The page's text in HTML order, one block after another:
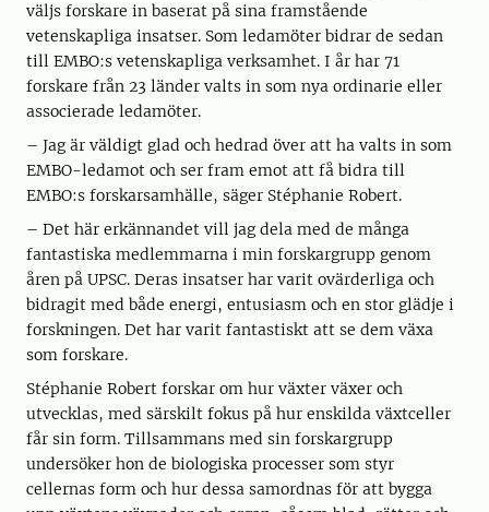
väljs forskare in baserat på sina framstående
vetenskapliga insatser. Som ledamöter bidrar de sedan
till EMBO:s vetenskapliga verksamhet. I år har 71
forskare från 23 länder valts in som nya ordinarie eller
associerade ledamöter.
– Jag är väldigt glad och hedrad över att ha valts in som
EMBO-ledamot och ser fram emot att få bidra till
EMBO:s forskarsamhälle, säger Stéphanie Robert.
– Det här erkännandet vill jag dela med de många
fantastiska medlemmarna i min forskargrupp genom
åren på UPSC. Deras insatser har varit ovärderliga och
bidragit med både energi, entusiasm och en stor glädje i
forskningen. Det har varit fantastiskt att se dem växa
som forskare.
Stéphanie Robert forskar om hur växter växer och
utvecklas, med särskilt fokus på hur enskilda växtceller
får sin form. Tillsammans med sin forskargrupp
undersöker hon de biologiska processer som styr
cellernas form och hur dessa samordnas för att bygga